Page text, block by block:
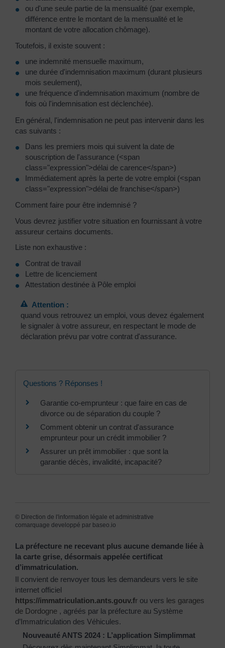
ou d'une seule partie de la mensualité (par exemple,
différence entre le montant de la mensualité et le
montant de votre allocation chômage).
Toutefois, il existe souvent :
une indemnité mensuelle maximum,
une durée d'indemnisation maximum (durant plusieurs
mois seulement),
une fréquence d'indemnisation maximum (nombre de
fois où l'indemnisation est déclenchée).
En général, l'indemnisation ne peut pas intervenir dans les
cas suivants :
Dans les premiers mois qui suivent la date de
souscription de l'assurance (<span
class="expression">délai de carence</span>)
Immédiatement après la perte de votre emploi (<span
class="expression">délai de franchise</span>)
Comment faire pour être indemnisé ?
Vous devrez justifier votre situation en fournissant à votre
assureur certains documents.
Liste non exhaustive :
Contrat de travail
Lettre de licenciement
Attestation destinée à Pôle emploi
Attention :
quand vous retrouvez un emploi, vous devez également
le signaler à votre assureur, en respectant le mode de
déclaration prévu par votre contrat d'assurance.
Questions ? Réponses !
Garantie co-emprunteur : que faire en cas de
divorce ou de séparation du couple ?
Comment obtenir un contrat d'assurance
emprunteur pour un crédit immobilier ?
Assurer un prêt immobilier : que sont la
garantie décès, invalidité, incapacité?
© Direction de l'information légale et administrative
comarquage developpé par baseo.io
La préfecture ne recevant plus aucune demande liée à
la carte grise, désormais appelée certificat
d’immatriculation.
Il convient de renvoyer tous les demandeurs vers le site
internet officiel
https://immatriculation.ants.gouv.fr ou vers les garages
de Dordogne , agréés par la préfecture au Système
d’Immatriculation des Véhicules.
Nouveauté ANTS 2024 : L’application Simplimmat